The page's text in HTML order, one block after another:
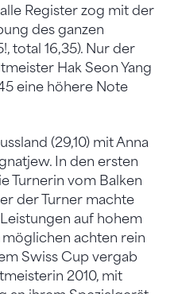
Register zog mit der
des ganzen
total 16,35). Nur der
Hak Seon Yang
eine höhere Note
(29,10) mit Anna
In den ersten
Turnerin vom Balken
der Turner machte
auf hohem
achten rein
Swiss Cup vergab
2010, mit